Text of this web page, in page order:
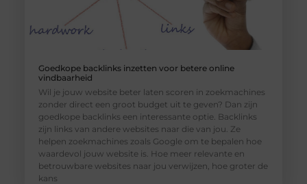
Goedkope backlinks inzetten voor betere online
vindbaarheid
Wil je jouw website beter laten scoren in zoekmachines
zonder direct een groot budget uit te geven? Dan zijn
goedkope backlinks een interessante optie. Backlinks
zijn links van andere websites naar die van jou. Ze
helpen zoekmachines zoals Google om te bepalen hoe
waardevol jouw website is. Hoe meer relevante en
betrouwbare websites naar jou verwijzen, hoe groter de
kans